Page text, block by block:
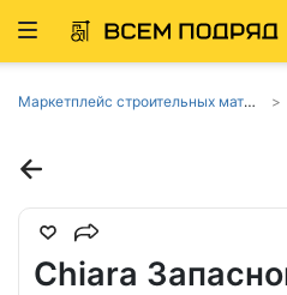
Развернуть
Маркетплейс строительных материалов и товаров
Chiara